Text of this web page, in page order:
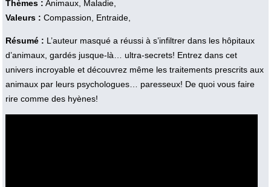
Thèmes : Animaux, Maladie,
Valeurs : Compassion, Entraide,
Résumé : L’auteur masqué a réussi à s’infiltrer dans les hôpitaux
d’animaux, gardés jusque-là… ultra-secrets! Entrez dans cet
univers incroyable et découvrez même les traitements prescrits aux
animaux par leurs psychologues… paresseux! De quoi vous faire
rire comme des hyènes!